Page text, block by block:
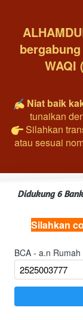
WAQI
Niat baik
tunaikan
Silahkan
atau sesuai
Didukung 6
Silahkan
BCA - a.n